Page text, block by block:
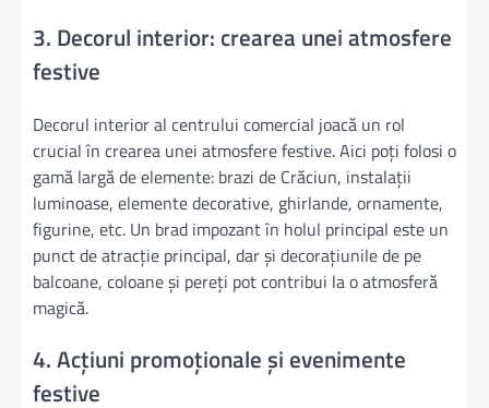
3. Decorul interior: crearea unei atmosfere
festive
Decorul interior al centrului comercial joacă un rol
crucial în crearea unei atmosfere festive. Aici poți folosi o
gamă largă de elemente: brazi de Crăciun, instalații
luminoase, elemente decorative, ghirlande, ornamente,
figurine, etc. Un brad impozant în holul principal este un
punct de atracție principal, dar și decorațiunile de pe
balcoane, coloane și pereți pot contribui la o atmosferă
magică.
4. Acțiuni promoționale și evenimente
festive